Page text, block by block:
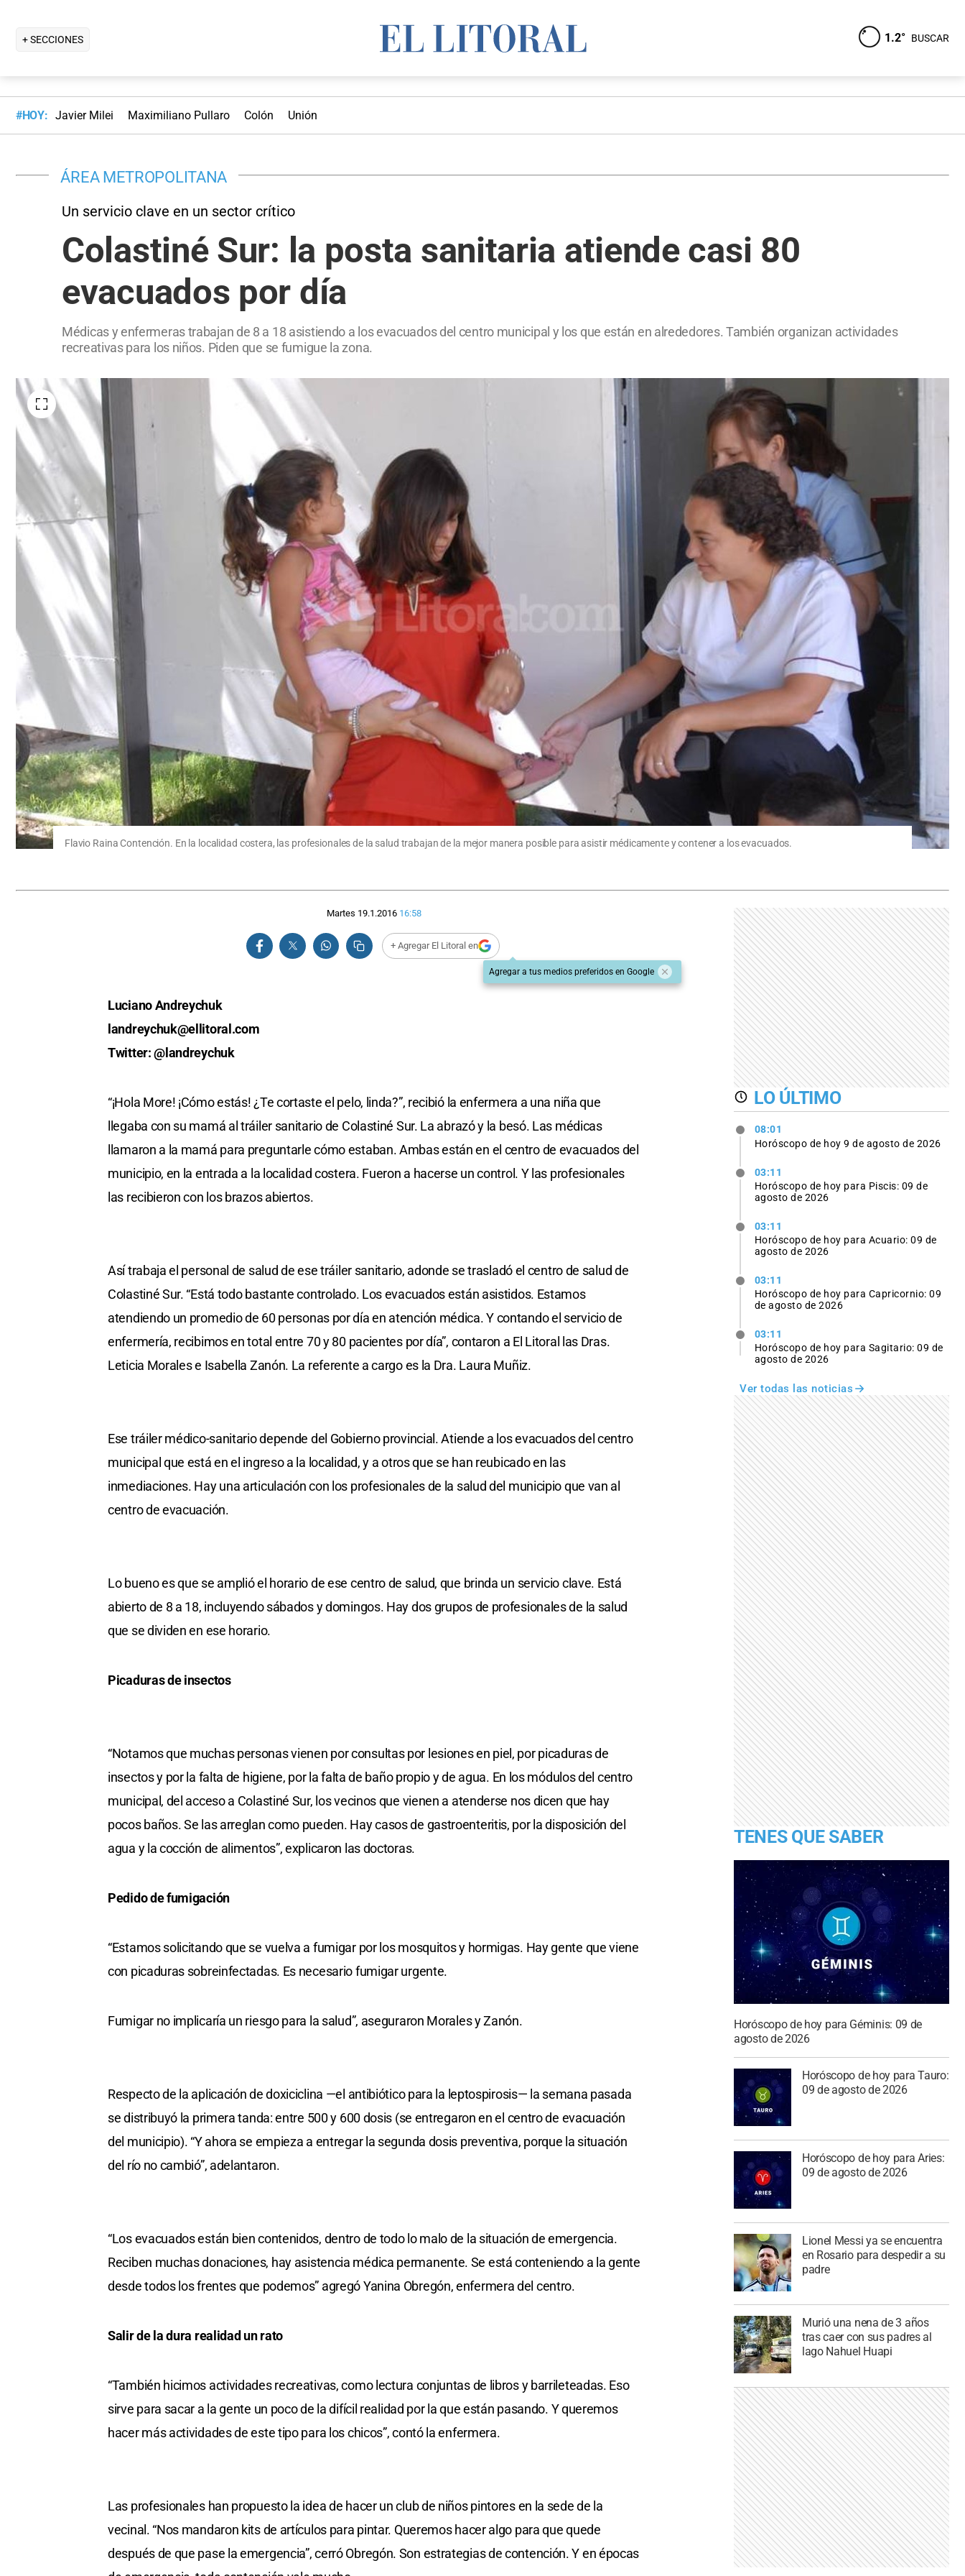
+ SECCIONES 1.2° BUSCAR
#HOY: Javier Milei Maximiliano Pullaro Colón Unión
ÁREA METROPOLITANA
Un servicio clave en un sector crítico
Colastiné Sur: la posta sanitaria atiende casi 80
evacuados por día
Médicas y enfermeras trabajan de 8 a 18 asistiendo a los evacuados del centro municipal y los que están en alrededores. También organizan actividades
recreativas para los niños. Piden que se fumigue la zona.
Flavio Raina Contención. En la localidad costera, las profesionales de la salud trabajan de la mejor manera posible para asistir médicamente y contener a los evacuados.
Martes 19.1.2016 16:58
+ Agregar El Litoral en
Agregar a tus medios preferidos en Google
Luciano Andreychuk
landreychuk@ellitoral.com
Twitter: @landreychuk
“¡Hola More! ¡Cómo estás! ¿Te cortaste el pelo, linda?”, recibió la enfermera a una niña que
llegaba con su mamá al tráiler sanitario de Colastiné Sur. La abrazó y la besó. Las médicas
llamaron a la mamá para preguntarle cómo estaban. Ambas están en el centro de evacuados del
municipio, en la entrada a la localidad costera. Fueron a hacerse un control. Y las profesionales
las recibieron con los brazos abiertos.
Así trabaja el personal de salud de ese tráiler sanitario, adonde se trasladó el centro de salud de
Colastiné Sur. “Está todo bastante controlado. Los evacuados están asistidos. Estamos
atendiendo un promedio de 60 personas por día en atención médica. Y contando el servicio de
enfermería, recibimos en total entre 70 y 80 pacientes por día”, contaron a El Litoral las Dras.
Leticia Morales e Isabella Zanón. La referente a cargo es la Dra. Laura Muñiz.
Ese tráiler médico-sanitario depende del Gobierno provincial. Atiende a los evacuados del centro
municipal que está en el ingreso a la localidad, y a otros que se han reubicado en las
inmediaciones. Hay una articulación con los profesionales de la salud del municipio que van al
centro de evacuación.
Lo bueno es que se amplió el horario de ese centro de salud, que brinda un servicio clave. Está
abierto de 8 a 18, incluyendo sábados y domingos. Hay dos grupos de profesionales de la salud
que se dividen en ese horario.
Picaduras de insectos
“Notamos que muchas personas vienen por consultas por lesiones en piel, por picaduras de
insectos y por la falta de higiene, por la falta de baño propio y de agua. En los módulos del centro
municipal, del acceso a Colastiné Sur, los vecinos que vienen a atenderse nos dicen que hay
pocos baños. Se las arreglan como pueden. Hay casos de gastroenteritis, por la disposición del
agua y la cocción de alimentos”, explicaron las doctoras.
Pedido de fumigación
“Estamos solicitando que se vuelva a fumigar por los mosquitos y hormigas. Hay gente que viene
con picaduras sobreinfectadas. Es necesario fumigar urgente.
Fumigar no implicaría un riesgo para la salud”, aseguraron Morales y Zanón.
Respecto de la aplicación de doxiciclina —el antibiótico para la leptospirosis— la semana pasada
se distribuyó la primera tanda: entre 500 y 600 dosis (se entregaron en el centro de evacuación
del municipio). “Y ahora se empieza a entregar la segunda dosis preventiva, porque la situación
del río no cambió”, adelantaron.
“Los evacuados están bien contenidos, dentro de todo lo malo de la situación de emergencia.
Reciben muchas donaciones, hay asistencia médica permanente. Se está conteniendo a la gente
desde todos los frentes que podemos” agregó Yanina Obregón, enfermera del centro.
Salir de la dura realidad un rato
“También hicimos actividades recreativas, como lectura conjuntas de libros y barrileteadas. Eso
sirve para sacar a la gente un poco de la difícil realidad por la que están pasando. Y queremos
hacer más actividades de este tipo para los chicos”, contó la enfermera.
Las profesionales han propuesto la idea de hacer un club de niños pintores en la sede de la
vecinal. “Nos mandaron kits de artículos para pintar. Queremos hacer algo para que quede
después de que pase la emergencia”, cerró Obregón. Son estrategias de contención. Y en épocas
LO ÚLTIMO
08:01
Horóscopo de hoy 9 de agosto de 2026
03:11
Horóscopo de hoy para Piscis: 09 de
agosto de 2026
03:11
Horóscopo de hoy para Acuario: 09 de
agosto de 2026
03:11
Horóscopo de hoy para Capricornio: 09
de agosto de 2026
03:11
Horóscopo de hoy para Sagitario: 09 de
agosto de 2026
Ver todas las noticias
TENES QUE SABER
Horóscopo de hoy para Géminis: 09 de
agosto de 2026
Horóscopo de hoy para Tauro:
09 de agosto de 2026
Horóscopo de hoy para Aries:
09 de agosto de 2026
Lionel Messi ya se encuentra
en Rosario para despedir a su
padre
Murió una nena de 3 años
tras caer con sus padres al
lago Nahuel Huapi